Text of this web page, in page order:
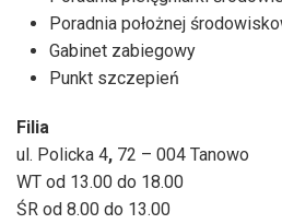
Poradnia położnej
Gabinet zabiegowy
Punkt szczepień
Filia
ul. Policka 4, 72 – 004 Tanowo
WT od 13.00 do 18.00
ŚR od 8.00 do 13.00